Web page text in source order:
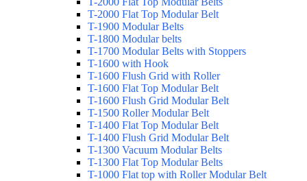
T-2000 Flat Top Modular Belt
T-1900 Modular Belts
T-1800 Modular belts
T-1700 Modular Belts with Stoppers
T-1600 with Hook
T-1600 Flush Grid with Roller
T-1600 Flat Top Modular Belt
T-1600 Flush Grid Modular Belt
T-1500 Roller Modular Belt
T-1400 Flat Top Modular Belt
T-1400 Flush Grid Modular Belt
T-1300 Vacuum Modular Belts
T-1300 Flat Top Modular Belts
T-1000 Flat top with Roller Modular Belt